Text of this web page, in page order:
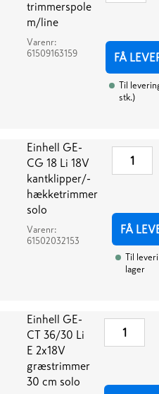
trimmerspole
m/line
Varenr:
61509163159
FÅ
Til
stk.)
Einhell GE-
CG 18 Li 18V
kantklipper/-
hækketrimmer
solo
Varenr:
61502032153
FÅ
Til
lager
Einhell GE-
CT 36/30 Li
E 2x18V
græstrimmer
30 cm solo